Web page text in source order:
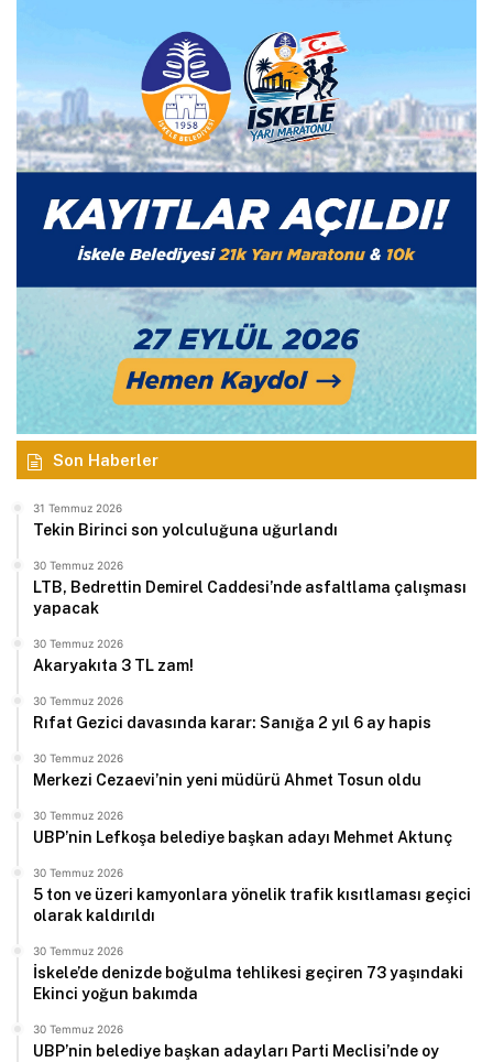
Son Haberler
31 Temmuz 2026
Tekin Birinci son yolculuğuna uğurlandı
30 Temmuz 2026
LTB, Bedrettin Demirel Caddesi’nde asfaltlama çalışması
yapacak
30 Temmuz 2026
Akaryakıta 3 TL zam!
30 Temmuz 2026
Rıfat Gezici davasında karar: Sanığa 2 yıl 6 ay hapis
30 Temmuz 2026
Merkezi Cezaevi’nin yeni müdürü Ahmet Tosun oldu
30 Temmuz 2026
UBP’nin Lefkoşa belediye başkan adayı Mehmet Aktunç
30 Temmuz 2026
5 ton ve üzeri kamyonlara yönelik trafik kısıtlaması geçici
olarak kaldırıldı
30 Temmuz 2026
İskele’de denizde boğulma tehlikesi geçiren 73 yaşındaki
Ekinci yoğun bakımda
30 Temmuz 2026
UBP’nin belediye başkan adayları Parti Meclisi’nde oy